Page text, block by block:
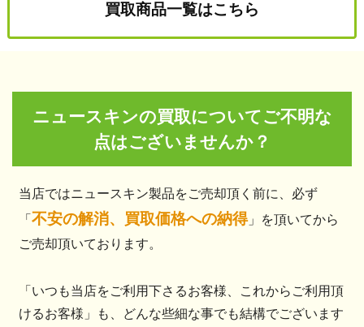
買取商品一覧はこちら
ニュースキンの買取についてご不明な
点はございませんか？
当店ではニュースキン製品をご売却頂く前に、必ず
「不安の解消、買取価格への納得」を頂いてから
ご売却頂いております。
「いつも当店をご利用下さるお客様、これからご利用頂
けるお客様」も、どんな些細な事でも結構でございます